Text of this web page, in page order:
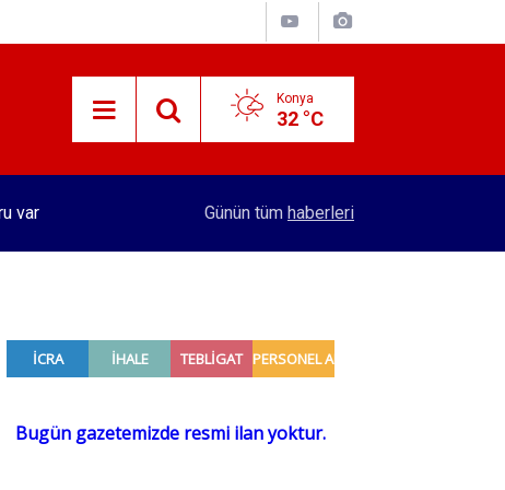
Konya
32 °C
Merkez Bankası rezervleri açıklandı
Günün tüm haberleri